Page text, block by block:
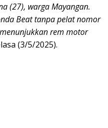
(27), warga Mayangan.
Beat tanpa pelat nomor
rem motor
(3/5/2025).